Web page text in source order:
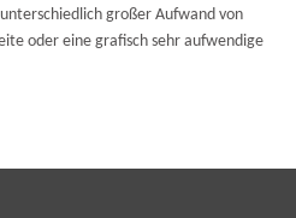
großer Aufwand von
oder eine grafisch sehr aufwendige